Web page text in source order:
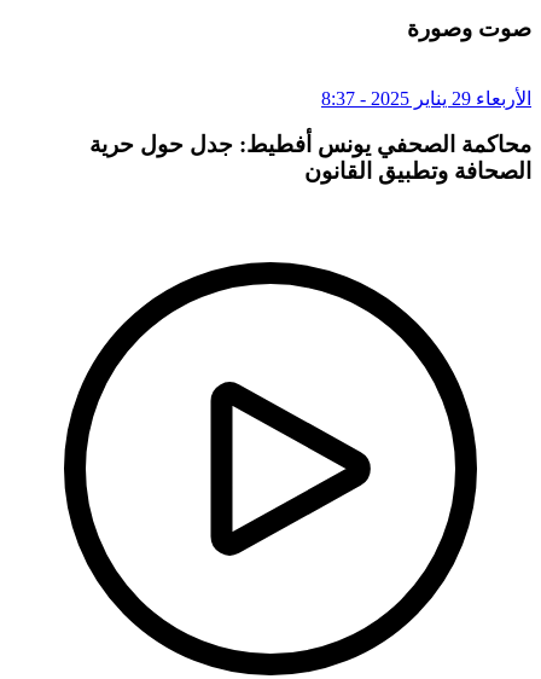
صوت وصورة
الأربعاء 29 يناير 2025 - 8:37
محاكمة الصحفي يونس أفطيط: جدل حول حرية
الصحافة وتطبيق القانون